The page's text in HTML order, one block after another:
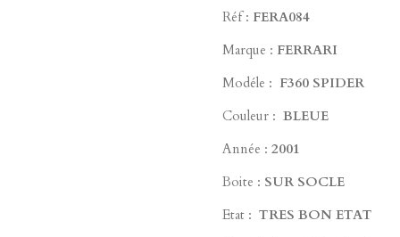
Réf : FERA084
Marque : FERRARI
Modéle : F360 SPIDER
Couleur : BLEUE
Année : 2001
Boite : SUR SOCLE
Etat : TRES BON ETAT